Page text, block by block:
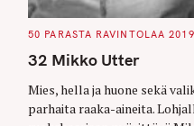
C
T
E
O
R
I
E
50 PARASTA RAVINTOLAA 2019
32 Mikko Utter
Mies, hella ja huone sekä
parhaita raaka-aineita.